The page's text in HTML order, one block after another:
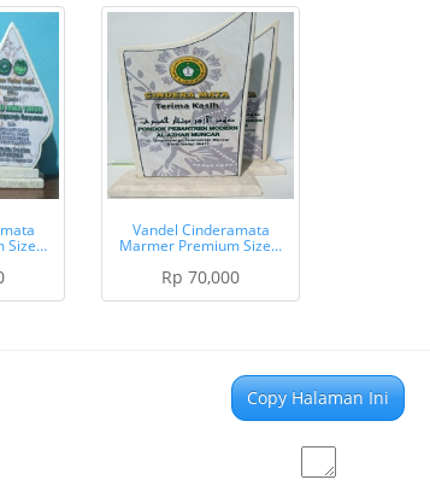
Size…
Vandel Cinderamata
Marmer Premium Size…
Rp 70,000